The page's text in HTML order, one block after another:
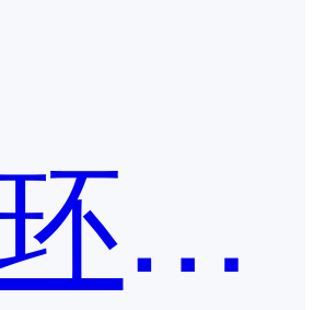
光环新网-云计算服务平台